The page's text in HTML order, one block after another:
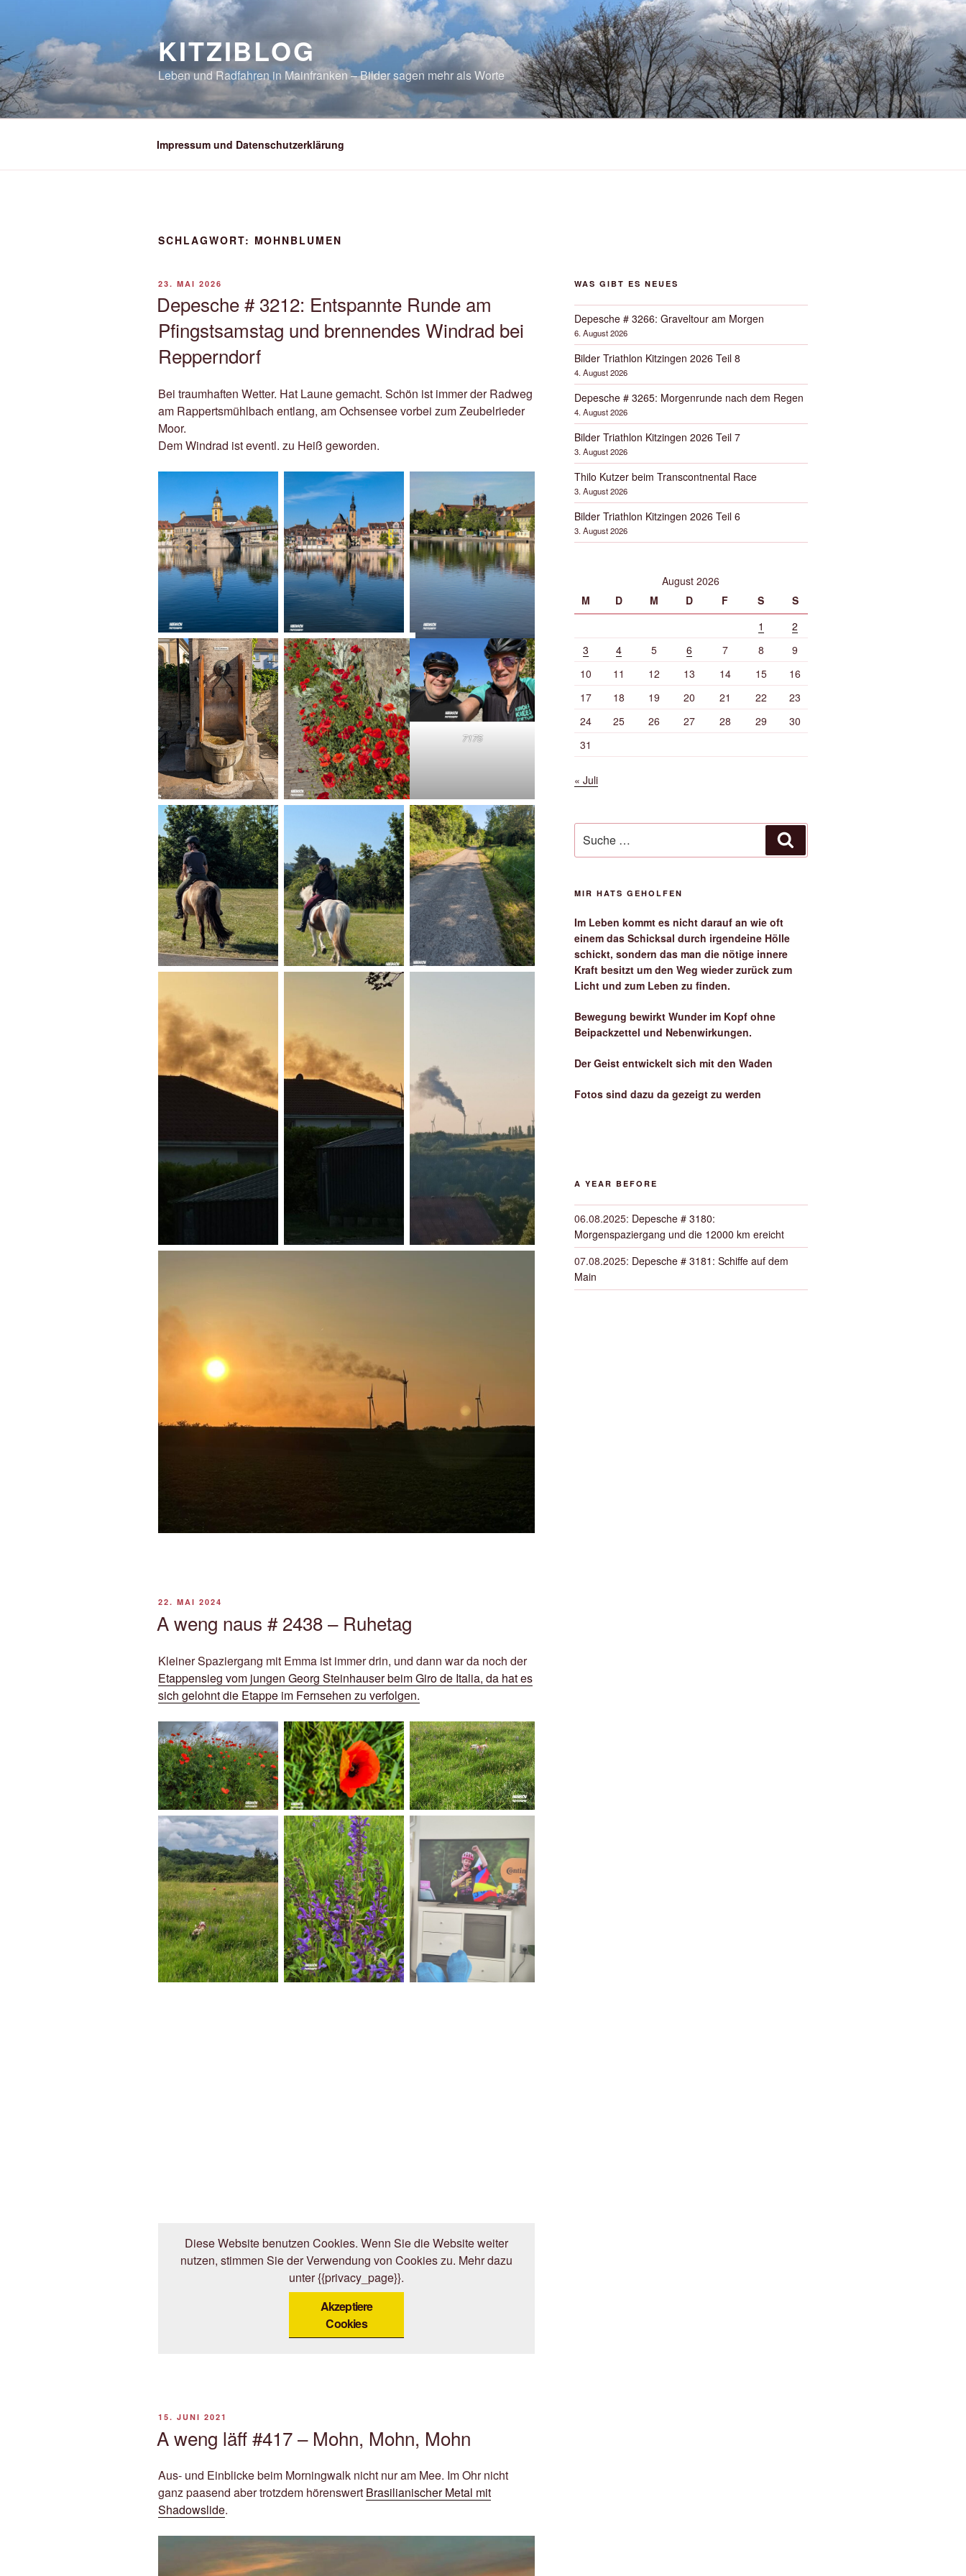
springen
KITZIBLOG
Leben und Radfahren in Mainfranken – Bilder sagen mehr als Worte
Impressum und Datenschutzerklärung
SCHLAGWORT: MOHNBLUMEN
VERÖFFENTLICHT
23. MAI 2026
Depesche # 3212: Entspannte Runde am
Pfingstsamstag und brennendes Windrad bei
Repperndorf
Bei traumhaften Wetter. Hat Laune gemacht. Schön ist immer der Radweg
am Rappertsmühlbach entlang, am Ochsensee vorbei zum Zeubelrieder
Moor.
Dem Windrad ist eventl. zu Heiß geworden.
7175
VERÖFFENTLICHT
22. MAI 2024
A weng naus # 2438 – Ruhetag
Kleiner Spaziergang mit Emma ist immer drin, und dann war da noch der
Etappensieg vom jungen Georg Steinhauser beim Giro de Italia, da hat es
sich gelohnt die Etappe im Fernsehen zu verfolgen.
Diese Website benutzen Cookies. Wenn Sie die Website weiter
nutzen, stimmen Sie der Verwendung von Cookies zu. Mehr dazu
unter {{privacy_page}}.
Akzeptiere
Cookies
VERÖFFENTLICHT
15. JUNI 2021
A weng läff #417 – Mohn, Mohn, Mohn
Aus- und Einblicke beim Morningwalk nicht nur am Mee. Im Ohr nicht
ganz paasend aber trotzdem hörenswert Brasilianischer Metal mit
Shadowslide.
WAS GIBT ES NEUES
Depesche # 3266: Graveltour am Morgen
6. August 2026
Bilder Triathlon Kitzingen 2026 Teil 8
4. August 2026
Depesche # 3265: Morgenrunde nach dem Regen
4. August 2026
Bilder Triathlon Kitzingen 2026 Teil 7
3. August 2026
Thilo Kutzer beim Transcontnental Race
3. August 2026
Bilder Triathlon Kitzingen 2026 Teil 6
3. August 2026
August 2026
M
D M D F S
S
1
2
3
4 5 6 7 8
9
10
11 12 13 14 15
16
17
18 19 20 21 22
23
24
25 26 27 28 29
30
31
« Juli
nach:
MIR HATS GEHOLFEN
Im Leben kommt es nicht darauf an wie oft
einem das Schicksal durch irgendeine Hölle
schickt, sondern das man die nötige innere
Kraft besitzt um den Weg wieder zurück zum
Licht und zum Leben zu finden.
Bewegung bewirkt Wunder im Kopf ohne
Beipackzettel und Nebenwirkungen.
Der Geist entwickelt sich mit den Waden
Fotos sind dazu da gezeigt zu werden
A YEAR BEFORE
06.08.2025: Depesche # 3180:
Morgenspaziergang und die 12000 km ereicht
07.08.2025: Depesche # 3181: Schiffe auf dem
Main